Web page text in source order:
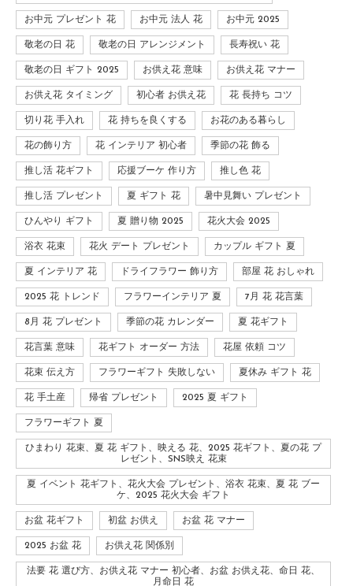
お中元 プレゼント 花 お中元 法人 花 お中元 2025
敬老の日 花 敬老の日 アレンジメント 長寿祝い 花
敬老の日 ギフト 2025 お供え花 意味 お供え花 マナー
お供え花 タイミング 初心者 お供え花 花 長持ち コツ
切り花 手入れ 花 持ちを良くする お花のある暮らし
花の飾り方 花 インテリア 初心者 季節の花 飾る
推し活 花ギフト 応援ブーケ 作り方 推し色 花
推し活 プレゼント 夏 ギフト 花 暑中見舞い プレゼント
ひんやり ギフト 夏 贈り物 2025 花火大会 2025
浴衣 花束 花火 デート プレゼント カップル ギフト 夏
夏 インテリア 花 ドライフラワー 飾り方 部屋 花 おしゃれ
2025 花 トレンド フラワーインテリア 夏 7月 花 花言葉
8月 花 プレゼント 季節の花 カレンダー 夏 花ギフト
花言葉 意味 花ギフト オーダー 方法 花屋 依頼 コツ
花束 伝え方 フラワーギフト 失敗しない 夏休み ギフト 花
花 手土産 帰省 プレゼント 2025 夏 ギフト
フラワーギフト 夏
ひまわり 花束、夏 花 ギフト、映える 花、2025 花ギフト、夏の花 プ
レゼント、SNS映え 花束
夏 イベント 花ギフト、花火大会 プレゼント、浴衣 花束、夏 花 ブー
ケ、2025 花火大会 ギフト
お盆 花ギフト 初盆 お供え お盆 花 マナー
2025 お盆 花 お供え花 関係別
法要 花 選び方、お供え花 マナー 初心者、お盆 お供え花、命日 花、
月命日 花